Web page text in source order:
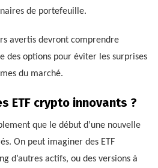
de portefeuille.
avertis devront comprendre
des options pour éviter les surprises
du marché.
ETF crypto innovants ?
que le début d’une nouvelle
On peut imaginer des ETF
d’autres actifs, ou des versions à